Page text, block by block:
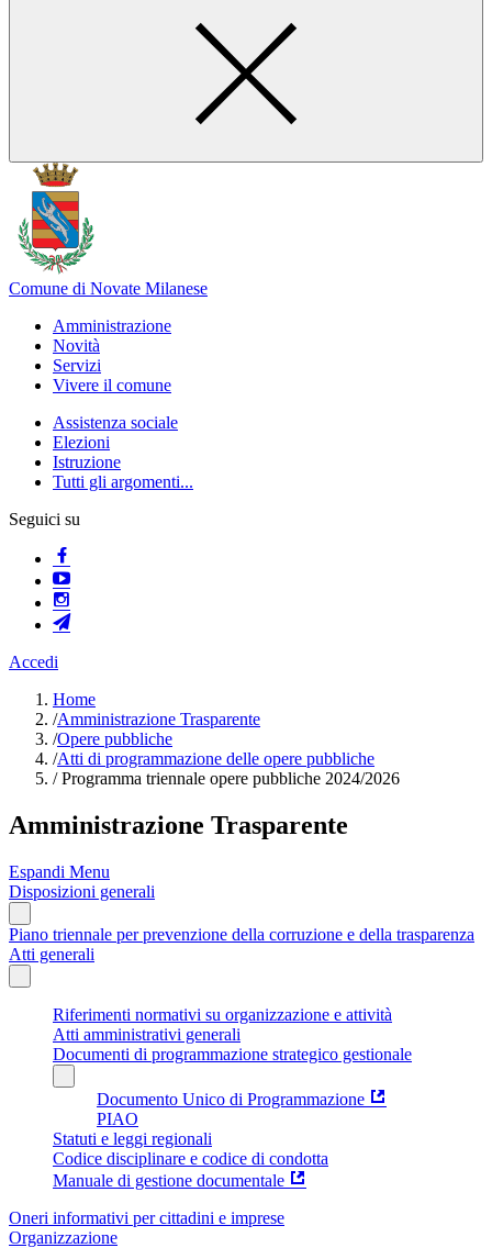
Comune di Novate Milanese
Amministrazione
Novità
Servizi
Vivere il comune
Assistenza sociale
Elezioni
Istruzione
Tutti gli argomenti...
Seguici su
Accedi
Home
/Amministrazione Trasparente
/Opere pubbliche
/Atti di programmazione delle opere pubbliche
/Programma triennale opere pubbliche 2024/2026
Amministrazione Trasparente
Espandi Menu
Disposizioni generali
Piano triennale per prevenzione della corruzione e della trasparenza
Atti generali
Riferimenti normativi su organizzazione e attività
Atti amministrativi generali
Documenti di programmazione strategico gestionale
Documento Unico di Programmazione
PIAO
Statuti e leggi regionali
Codice disciplinare e codice di condotta
Manuale di gestione documentale
Oneri informativi per cittadini e imprese
Organizzazione